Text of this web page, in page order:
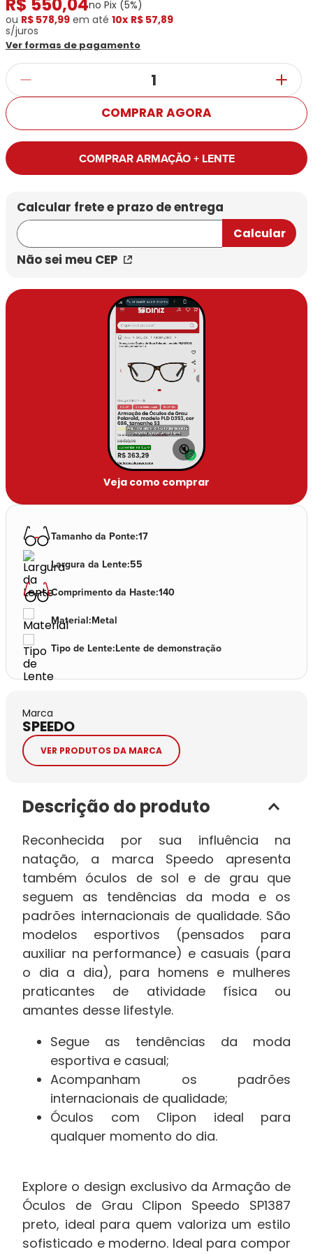
Ban
Todas
as
Marcas
Marcas
Exclusivas
Exclusivas
Miu
Polaroid
Vogue
Todas
Totas
Bulget
Todas
as
Marcas
Marcas
Unissex
Marcas
Exclusivas
Dii
Collection
no Pix (5%)
ou R$ 578,99 em até 10x R$ 57,89
s/juros
Ver formas de pagamento
COMPRAR AGORA
COMPRAR ARMAÇÃO + LENTE
Não sei meu CEP
🔇
Veja como comprar
Tamanho da Ponte:17
Largura da Lente:55
Comprimento da Haste:140
Material:Metal
Tipo de Lente:Lente de demonstração
Marca
SPEEDO
VER PRODUTOS DA MARCA
Descrição do produto
Reconhecida por sua influência na
natação, a marca Speedo apresenta
também óculos de sol e de grau que
seguem as tendências da moda e os
padrões internacionais de qualidade. São
modelos esportivos (pensados para
auxiliar na performance) e casuais (para
o dia a dia), para homens e mulheres
praticantes de atividade física ou
amantes desse lifestyle.
Segue as tendências da moda
esportiva e casual;
Acompanham os padrões
internacionais de qualidade;
Óculos com Clipon ideal para
qualquer momento do dia.
Explore o design exclusivo da Armação de
Óculos de Grau Clipon Speedo SP1387
preto, ideal para quem valoriza um estilo
sofisticado e moderno. Ideal para compor